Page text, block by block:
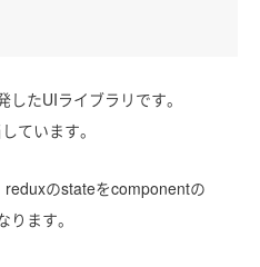
たUIライブラリです。
ています。
のstateをcomponentの
ます。